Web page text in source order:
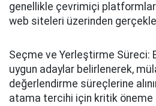
genellikle çevrimiçi
web siteleri üzerinden
Seçme ve Yerleştirme Süreci:
uygun adaylar belirlenerek,
değerlendirme süreçlerine
atama tercihi için kritik öneme